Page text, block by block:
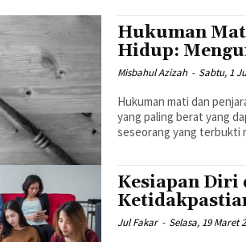
Hukuman
Hidup:
Misbahul Azizah - Sabtu, 1
Hukuman mati dan
yang paling berat yang
seseorang yang terbukti
Kesiapan Diri
Jul Fakar - Selasa, 19 Maret